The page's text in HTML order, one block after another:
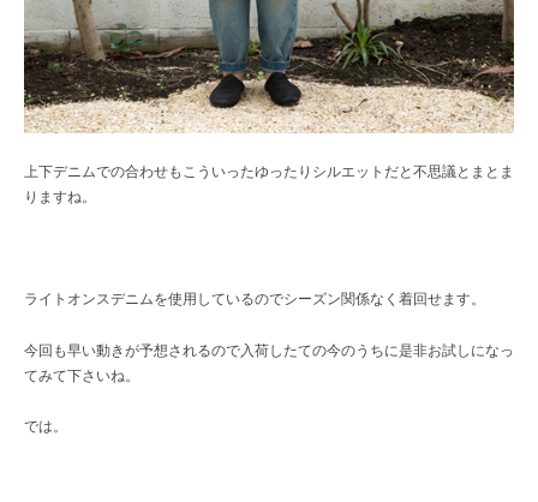
上下デニムでの合わせもこういったゆったりシルエットだと不思議とまとま
りますね。
ライトオンスデニムを使用しているのでシーズン関係なく着回せます。
今回も早い動きが予想されるので入荷したての今のうちに是非お試しになっ
てみて下さいね。
では。